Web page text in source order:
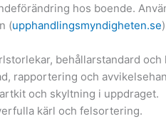
hos boende.
(upphandlingsmyndigheten.se
behållarstandard
rapportering och
och skyltning i uppdraget.
kärl och felsortering.